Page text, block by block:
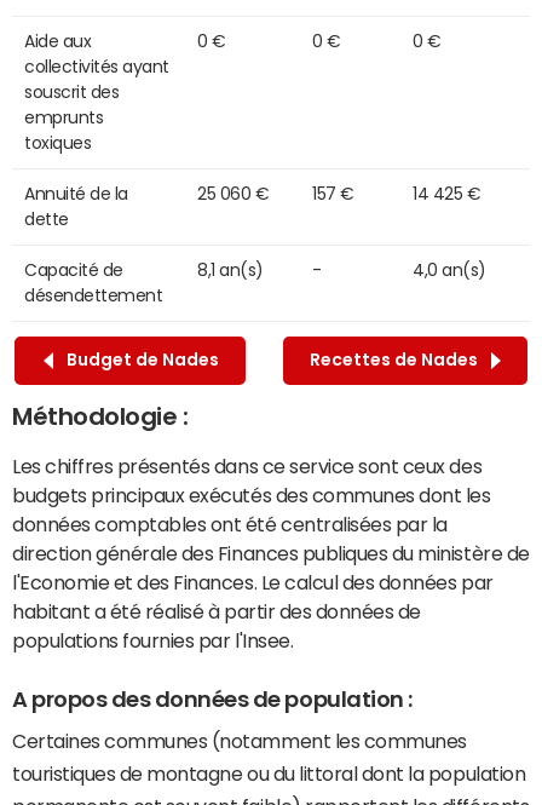
Aide aux
collectivités ayant
souscrit des
emprunts
toxiques
0 € 0 € 0 €
Annuité de la
dette
25 060 € 157 € 14 425 €
Capacité de
désendettement
8,1 an(s) - 4,0 an(s)
Budget de Nades Recettes de Nades
Méthodologie :
Les chiffres présentés dans ce service sont ceux des
budgets principaux exécutés des communes dont les
données comptables ont été centralisées par la
direction générale des Finances publiques du ministère de
l'Economie et des Finances. Le calcul des données par
habitant a été réalisé à partir des données de
populations fournies par l'Insee.
A propos des données de population :
Certaines communes (notamment les communes
touristiques de montagne ou du littoral dont la population